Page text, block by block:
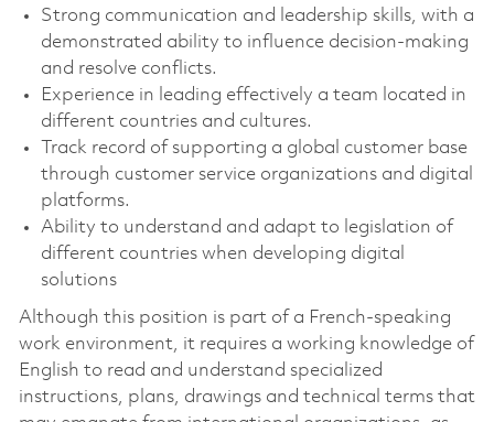
Strong communication and leadership skills, with a
demonstrated ability to influence decision-making
and resolve conflicts.
Experience in leading effectively a team located in
different countries and cultures.
Track record of supporting a global customer base
through customer service organizations and digital
platforms.
Ability to understand and adapt to legislation of
different countries when developing digital
solutions
Although this position is part of a French-speaking
work environment, it requires a working knowledge of
English to read and understand specialized
instructions, plans, drawings and technical terms that